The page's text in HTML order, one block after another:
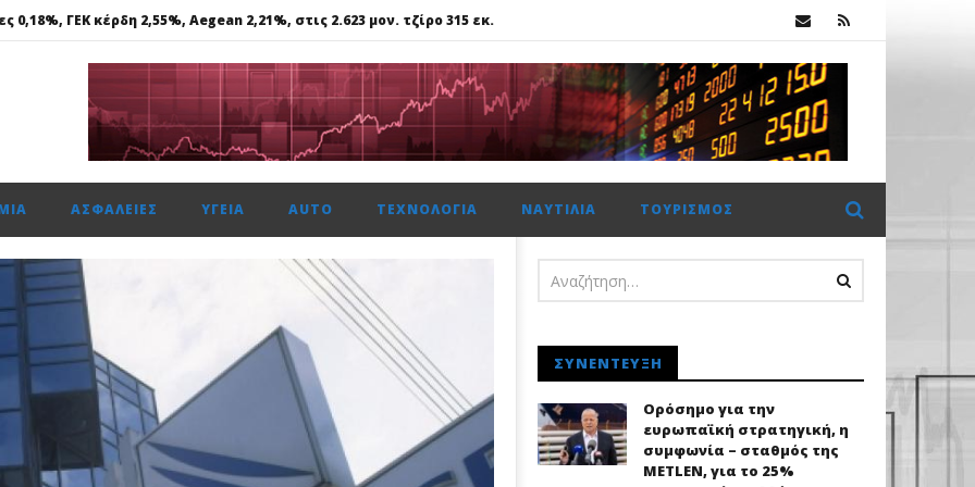
0,18%, ΓΕΚ κέρδη 2,55%, Aegean 2,21%, στις 2.623 μον. τζίρο 315 εκ.
εμπιστοσύνης», η ιστορική συμφωνία για την είσοδο του κολοσσού Meridiam στο GSI
Ήπια διόρθωση στο Χρηματιστήριο Αθηνών: Αντοχές πάνω από τις 2.600 μονάδες με στήριξη από τα blue chips
0,18%, ΓΕΚ κέρδη 2,55%, Aegean 2,21%, στις 2.623 μον. τζίρο 315 εκ.
ΑΣΦΆΛΕΙΕΣ ΥΓΕΊΑ AUTO ΤΕΧΝΟΛΟΓΊΑ ΝΑΥΤΙΛΊΑ ΤΟΥΡΙΣΜΌΣ
ΣΥΝΈΝΤΕΥΞΗ
Ορόσημο για την
ευρωπαϊκή στρατηγική, η
συμφωνία – σταθμός της
METLEN, για το 25%